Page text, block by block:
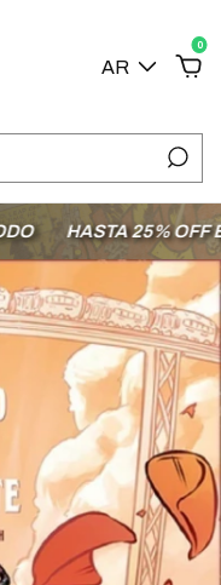
AR
0
HASTA 25% OFF EN